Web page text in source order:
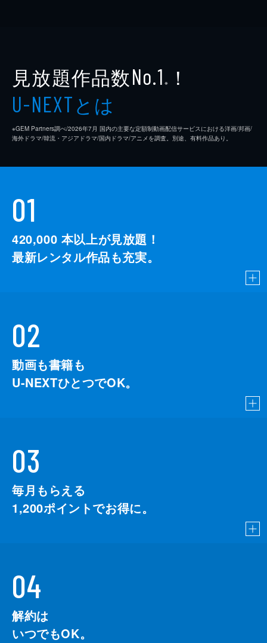
見放題作品数No.1 ※ ！
U-NEXTとは
※GEM Partners調べ/2026年7⽉ 国内の主要な定額制動画配信サービスにおける洋画/邦画/
海外ドラマ/韓流・アジアドラマ/国内ドラマ/アニメを調査。別途、有料作品あり。
01
420,000 本以上が見放題！
最新レンタル作品も充実。
02
動画も書籍も
U-NEXTひとつでOK。
03
毎月もらえる
1,200ポイントでお得に。
04
解約は
いつでもOK。